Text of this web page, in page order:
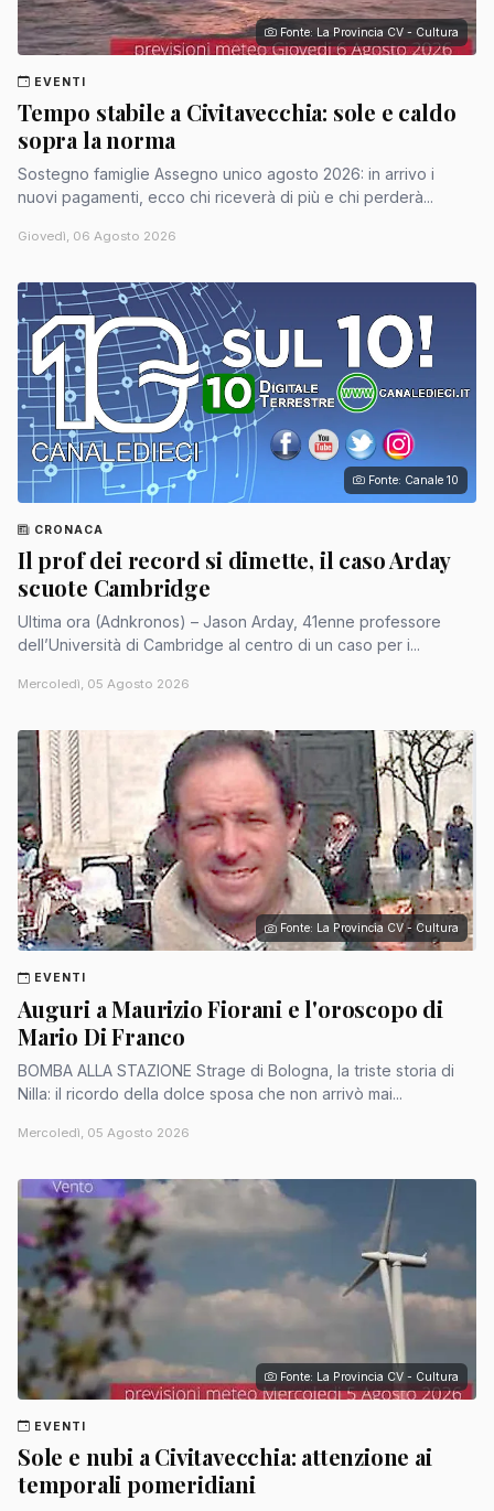
Fonte: La Provincia CV - Cultura
EVENTI
Tempo stabile a Civitavecchia: sole e caldo
sopra la norma
Sostegno famiglie Assegno unico agosto 2026: in arrivo i
nuovi pagamenti, ecco chi riceverà di più e chi perderà...
Giovedì, 06 Agosto 2026
Fonte: Canale 10
CRONACA
Il prof dei record si dimette, il caso Arday
scuote Cambridge
Ultima ora (Adnkronos) – Jason Arday, 41enne professore
dell’Università di Cambridge al centro di un caso per i...
Mercoledì, 05 Agosto 2026
Fonte: La Provincia CV - Cultura
EVENTI
Auguri a Maurizio Fiorani e l'oroscopo di
Mario Di Franco
BOMBA ALLA STAZIONE Strage di Bologna, la triste storia di
Nilla: il ricordo della dolce sposa che non arrivò mai...
Mercoledì, 05 Agosto 2026
Fonte: La Provincia CV - Cultura
EVENTI
Sole e nubi a Civitavecchia: attenzione ai
temporali pomeridiani